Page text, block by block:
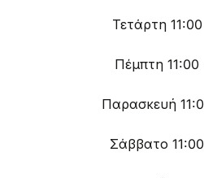
Τετάρτη
Πέμπτη
Παρασκευή
Σάββατο